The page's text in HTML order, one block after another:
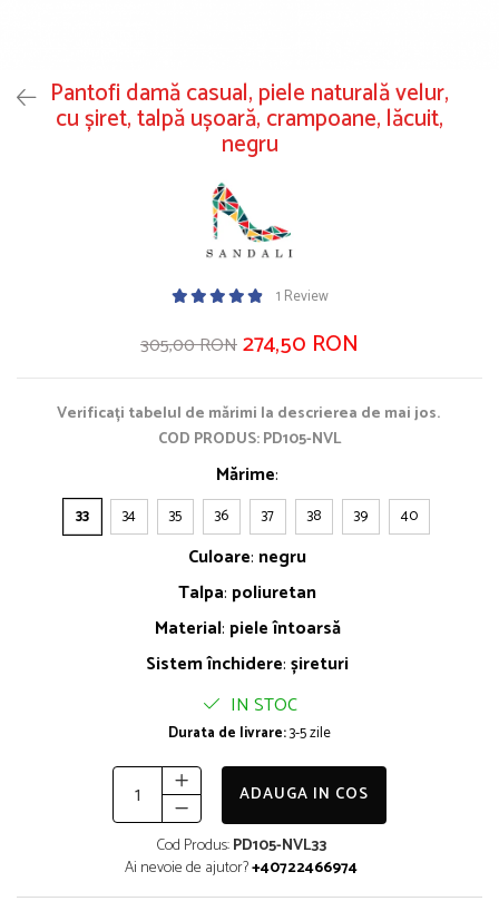
Pantofi damă casual, piele naturală velur,
cu șiret, talpă ușoară, crampoane, lăcuit,
negru
1 Review
305,00 RON274,50 RON
Verificați tabelul de mărimi la descrierea de mai jos.
COD PRODUS: PD105-NVL
Mărime:
33 34 35 36 37 38 39 40
Culoare: negru
Talpa: poliuretan
Material: piele întoarsă
Sistem închidere:șireturi
IN STOC
Durata de livrare:3-5 zile
ADAUGA IN COS
Cod Produs:PD105-NVL33
Ai nevoie de ajutor?+40722466974